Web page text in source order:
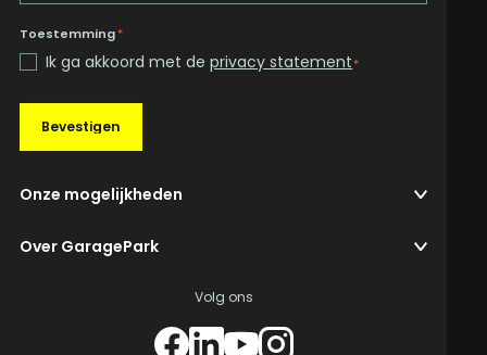
Toestemming*
Ik ga akkoord met deprivacy statement*
Bevestigen
Onze mogelijkheden
Over GaragePark
Volg ons